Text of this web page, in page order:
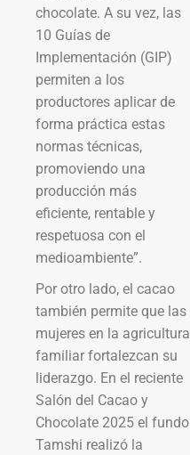
chocolate. A su vez, las
10 Guías de
Implementación (GIP)
permiten a los
productores aplicar de
forma práctica estas
normas técnicas,
promoviendo una
producción más
eficiente, rentable y
respetuosa con el
medioambiente”.
Por otro lado, el cacao
también permite que las
mujeres en la agricultura
familiar fortalezcan su
liderazgo. En el reciente
Salón del Cacao y
Chocolate 2025 el fundo
Tamshi realizó la